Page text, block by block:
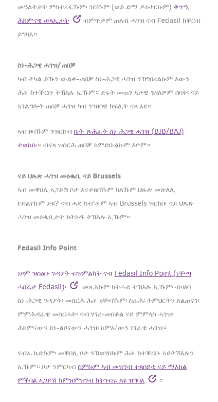
መዓልትታት ምስተረፋኹም፡ ንስኹም (ወይ ድማ ዶክተርኩም) ቅጥዒ
ሕክምናዊ ወጻኢታት
ብምጥቃም ጠለብ ሓገዝ ናብ Fedasil ክቐርብ
ይግባእ።
ስነ-ሕጋዊ ሓገዝ/ጠበቓ
ካብ ትካል ይኹን ውልቀ-ጠበቓ ስነ-ሕጋዊ ሓገዝ ንኽግበረልኩም እውን
ሕቶ ከተቕርቡ ትኽእሉ ኢኹም። ድሩት መጠን ኣታዊ ንዘለዎም ሰባት፡ ናይ
ኣገልግሎት ጠበቓ ሓገዝ ካብ ገንዘባዊ ክፍሊት ናጻ እዩ።
ኣብ ዞባኹም ንዝርከብ ቤት-ጽሕፈት ስነ-ሕጋዊ ሓገዝ (BJB/BAJ)
ተወከሱ። ብናጻ ዝሰርሕ ጠበቓ ክምድቡልኩም እዮም።
ናይ ህጹጽ ሓገዝ መዕቈቢ ናይ Brussels
ኣብ መቐበሊ ኣጋይሽ ቦታ እናተጸበኹም ከለኹም ህጹጽ መጽለሊ
የድልየኩም ድዩ? ናብ ሓደ ካብ'ቶም ኣብ Brussels ዝርከቡ ናይ ህጹጽ
ሓገዝ መዕቈቢታት ክትክዱ ትኽእሉ ኢኹም።
Fedasil Info Point
ነዞም ዝስዕቡ ጉዳያት ብዝምልከት ናብ Fedasil Info Point (ነቝጣ
ሓበሬታ Fedasil)፡
መጺእኩም ክትሓቱ ትኽእሉ ኢኹም፦ብዛዕባ
ስነ-ሕጋዊ ጉዳያት፡ መስርሕ ሕቶ ዕቝባኹም፡ ስራሕ፡ ትምህርትን ስልጠናን፡
ምምሕዳራዊ መስርሓት፡ ናብ ሃገረ-መበቆል ናይ ምምላስ ሓገዝ፡
ሕክምናውን ስነ-ልቦናውን ሓገዝ፡ ከምኡ'ውን ነገራዊ ሓገዝ።
ናብኡ ኬድኩም፡ መቐበሊ ቦታ ንኽወሃበኩም ሕቶ ከተቕርቡ ኣይትኽእሉን
ኢኹም። ቦታ ንምርካብ ስምኩም ኣብ መዝገብ ተጸበይቲ ናይ ማእከል
ምቕባል ኣጋይሽ ከምዝምዝገብ ክትገብሩ እዩ ዝግባእ
።